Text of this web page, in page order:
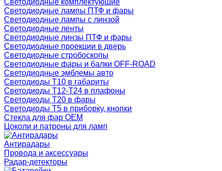
Светодиодные комплектующие
Светодиодные лампы ПТФ и фары
Светодиодные лампы с линзой
Светодиодные ленты
Светодиодные линзы ПТФ и фары
Светодиодные проекции в дверь
Светодиодные стробоскопы
Светодиодные фары и балки OFF-ROAD
Светодиодные эмблемы авто
Светодиоды T10 в габариты
Светодиоды T12-T24 в плафоны
Светодиоды T20 в фары
Светодиоды T5 в приборку, кнопки
Стекла для фар OEM
Цоколи и патроны для ламп
Антирадары
Провода и аксессуары
Радар-детекторы